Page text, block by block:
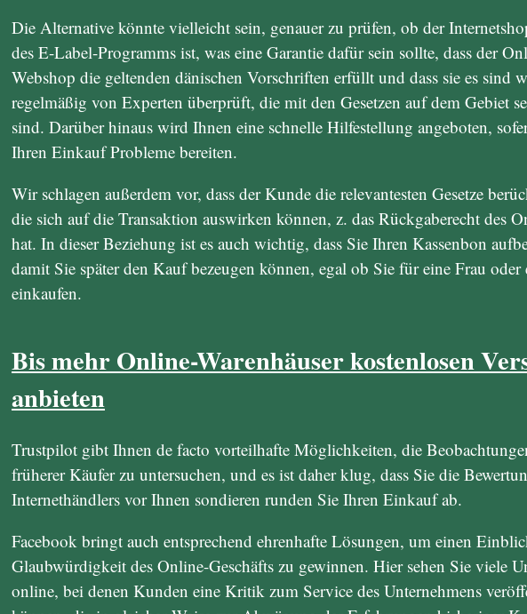
Die Alternative könnte vielleicht sein, genauer zu prüfen, ob der
des E-Label-Programms ist, was eine Garantie dafür sein sollte, dass der
Webshop die geltenden dänischen Vorschriften erfüllt und dass sie es sind
regelmäßig von Experten überprüft, die mit den Gesetzen auf dem Gebiet
sind. Darüber hinaus wird Ihnen eine schnelle Hilfestellung angeboten,
Ihren Einkauf Probleme bereiten.
Wir schlagen außerdem vor, dass der Kunde die relevantesten Gesetze
die sich auf die Transaktion auswirken können, z. das Rückgaberecht des
hat. In dieser Beziehung ist es auch wichtig, dass Sie Ihren Kassenbon
damit Sie später den Kauf bezeugen können, egal ob Sie für eine Frau
einkaufen.
Bis mehr Online-Warenhäuser kostenlosen
anbieten
Trustpilot gibt Ihnen de facto vorteilhafte Möglichkeiten, die
früherer Käufer zu untersuchen, und es ist daher klug, dass Sie die
Internethändlers vor Ihnen sondieren runden Sie Ihren Einkauf ab.
Facebook bringt auch entsprechend ehrenhafte Lösungen, um einen
Glaubwürdigkeit des Online-Geschäfts zu gewinnen. Hier sehen Sie viele
online, bei denen Kunden eine Kritik zum Service des Unternehmens